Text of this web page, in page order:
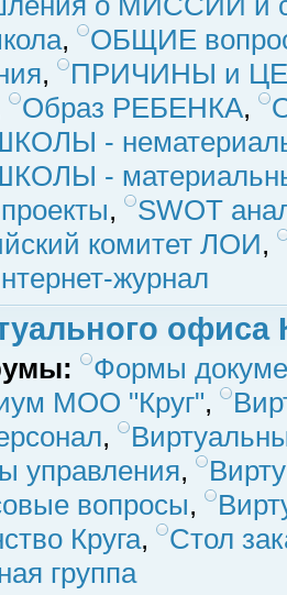
,
ОБЩИЕ
,
ПРИЧИНЫ и
Образ РЕБЕНКА,
-
-
,
SWOT
комитет ЛОИ,
журнал
офиса
Формы
МОО "Круг",
,
управления,
вопросы,
Круга,
Стол
группа